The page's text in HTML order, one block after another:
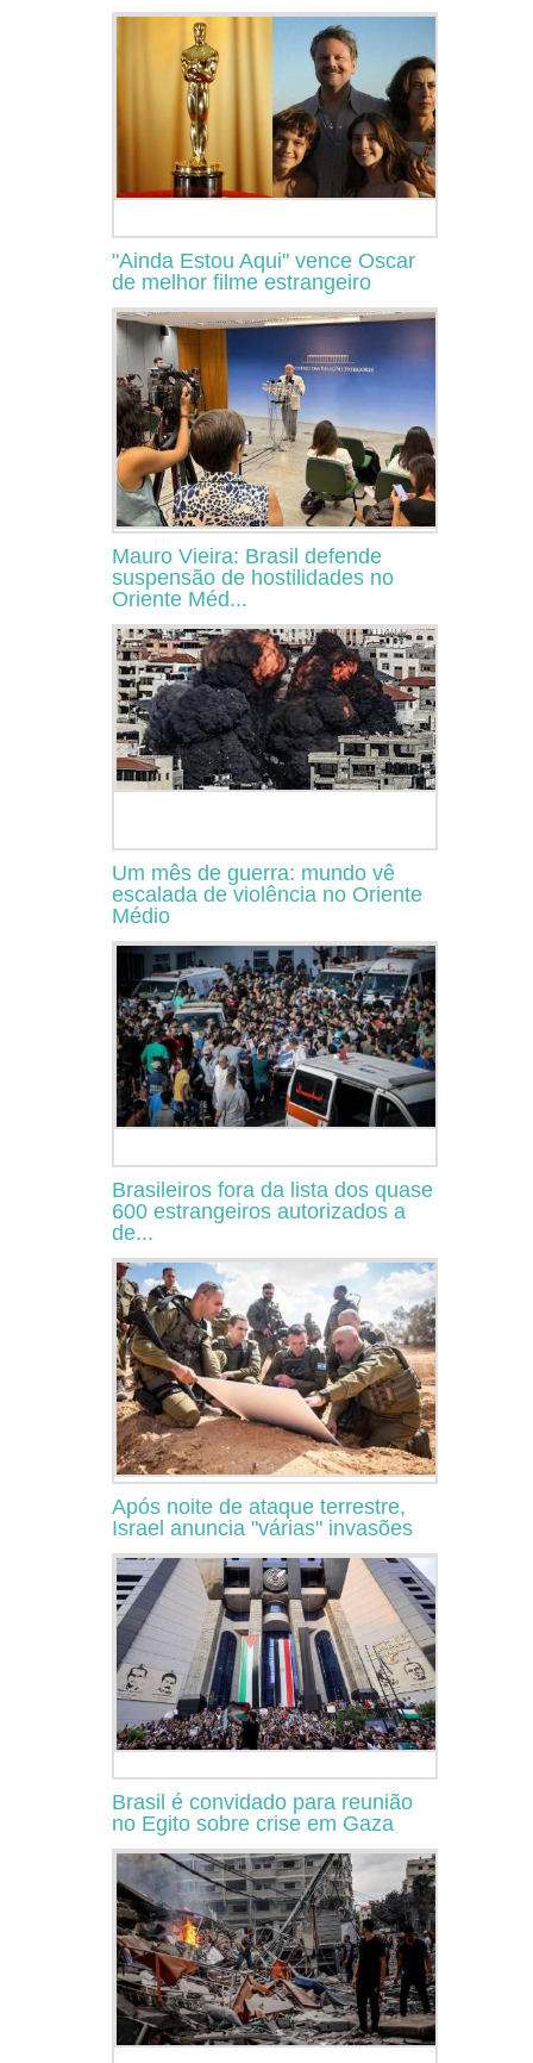
"Ainda Estou Aqui" vence Oscar
de melhor filme estrangeiro
Mauro Vieira: Brasil defende
suspensão de hostilidades no
Oriente Méd...
Um mês de guerra: mundo vê
escalada de violência no Oriente
Médio
Brasileiros fora da lista dos quase
600 estrangeiros autorizados a
de...
Após noite de ataque terrestre,
Israel anuncia "várias" invasões
Brasil é convidado para reunião
no Egito sobre crise em Gaza